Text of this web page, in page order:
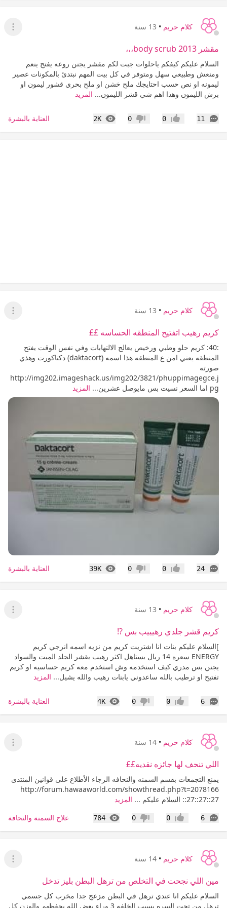
كلام حريم • 13 سنة
عرض
مقشر 2013 body scrub،،،
السلام عليكم كيفكم ياحلوات جبت لكم مقشر يجنن روعه يفتح ينعم
ومنعش وطبيعي سهل ومتوفر في كل بيت المهم نبتدئ بالمكونات عصير
ليمونه او نص حسب احتايجك ملح خشن او ملح بحري قشور ليمون او
برش الليمون وهذا اهم شي قشر الليمون... المزيد
11
التعليقات إعجاب0 عدم إعجاب
0
2K
المشاهدات العناية بالبشرة
كلام حريم • 13 سنة
عرض
كريم رهيب اتفتيح المنطقه الحساسه ££
:40: كريم حلو وطبي ورخيص يعالج الالتهابات وفي نفس الوقت يفتح
المنطقه يعني امن ع المنطقه هذا اسمه (daktacort) دكتاكورت وهذي
صورته
http://img202.imageshack.us/img202/3821/phuppimagegce.j
pg اما السعر نسيت بس مايوصل عشرين...
المزيد
24
التعليقات إعجاب0 عدم إعجاب
0
39K
المشاهدات العناية بالبشرة
كلام حريم • 13 سنة
عرض
كريم قشر جلدي رهيييب بس ?!
]السلام عليكم بنات انا اشتريت كريم من نزيه اسمه انرجي كريم
ENERGY سعره 14 ريال يستاهل اكثر رهيب يقشر الجلد الميت والسواد
يجنن بس مدري كيف استخدمه وش استخدم معه كريم حساسيه او كريم
تفتيح او ترطيب بالله ساعدوني يابنات رهيب والله يشيل... المزيد
6
التعليقات إعجاب0 عدم إعجاب
0
4K
المشاهدات العناية بالبشرة
كلام حريم • 14 سنة
عرض
اللي تنحف لها جائزه نقديه££
يمنع التجمعات بقسم السمنه والنحافه الرجاء الأطلاع على قوانين المنتدى
http://forum.hawaaworld.com/showthread.php?t=2078166
:27::27::27: السلام عليكم ...
المزيد
6
التعليقات إعجاب0 عدم إعجاب
0
784
المشاهدات علاج السمنة والنحافة
كلام حريم • 14 سنة
عرض
مين اللي نجحت في التخلص من ترهل البطن بليز تدخل
السلام عليكم انا عندي ترهل في البطن مزعج جدا مخرب كل جسمي
ترهل من تحت السره بسبب الخلفه 3 وراء بعض الله يحفظهم والوزن كل